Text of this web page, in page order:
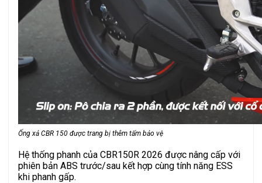
Ống xả CBR 150 được trang bị thêm tấm bảo vệ
Hệ thống phanh của CBR150R 2026 được nâng cấp với
phiên bản ABS trước/sau kết hợp cùng tính năng ESS
khi phanh gấp.